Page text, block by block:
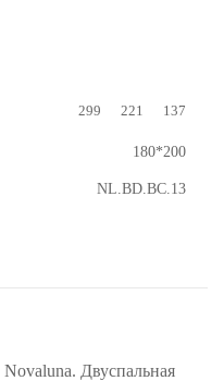
299 221 137
180*200
NL.BD.BC.13
Двуспальная